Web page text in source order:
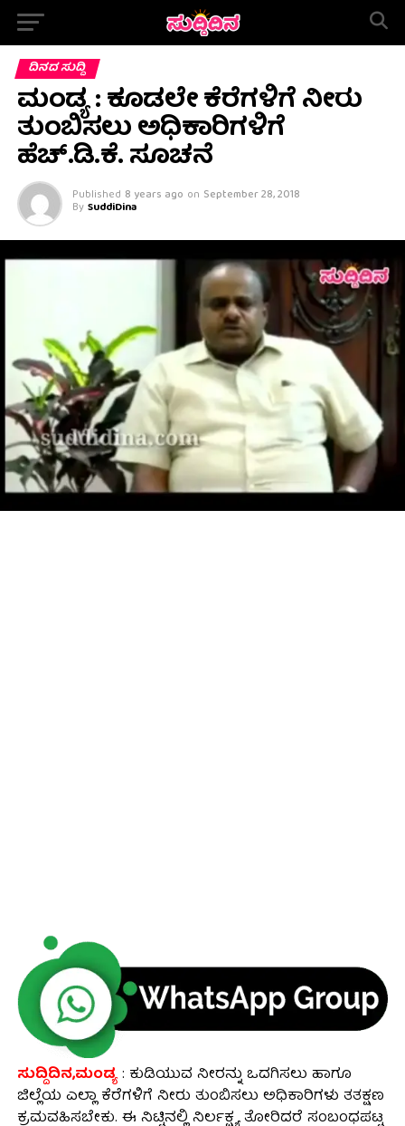
ದಿನದ ಸುದ್ದಿ
ಮಂಡ್ಯ : ಕೂಡಲೇ ಕೆರೆಗಳಿಗೆ ನೀರು
ತುಂಬಿಸಲು ಅಧಿಕಾರಿಗಳಿಗೆ
ಹೆಚ್.ಡಿ.ಕೆ. ಸೂಚನೆ
Published 8 years ago on September 28, 2018
By SuddiDina
ಸುದ್ದಿದಿನ,ಮಂಡ್ಯ: ಕುಡಿಯುವ ನೀರನ್ನು ಒದಗಿಸಲು ಹಾಗೂ
ಜಿಲ್ಲೆಯ ಎಲ್ಲಾ ಕೆರೆಗಳಿಗೆ ನೀರು ತುಂಬಿಸಲು ಅಧಿಕಾರಿಗಳು ತತಕ್ಷಣ
ಕ್ರಮವಹಿಸಬೇಕು. ಈ ನಿಟ್ಟಿನಲ್ಲಿ ನಿರ್ಲಕ್ಷ್ಯ ತೋರಿದರೆ ಸಂಬಂಧಪಟ್ಟ